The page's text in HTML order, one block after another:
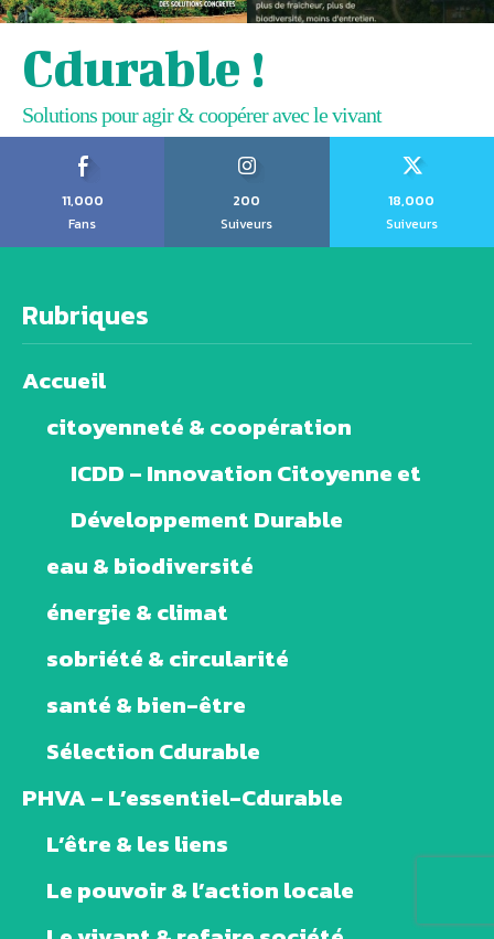
Cdurable !
Solutions pour agir & coopérer avec le vivant
11,000
Fans
200
Suiveurs
18,000
Suiveurs
Rubriques
Accueil
citoyenneté & coopération
ICDD – Innovation Citoyenne et
Développement Durable
eau & biodiversité
énergie & climat
sobriété & circularité
santé & bien-être
Sélection Cdurable
PHVA – L’essentiel-Cdurable
L’être & les liens
Le pouvoir & l’action locale